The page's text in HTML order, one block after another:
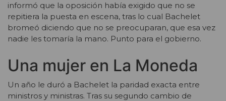
informó que la oposición había exigido que no se
repitiera la puesta en escena, tras lo cual Bachelet
bromeó diciendo que no se preocuparan, que esa vez
nadie les tomaría la mano. Punto para el gobierno.
Una mujer en La Moneda
Un año le duró a Bachelet la paridad exacta entre
ministros y ministras. Tras su segundo cambio de